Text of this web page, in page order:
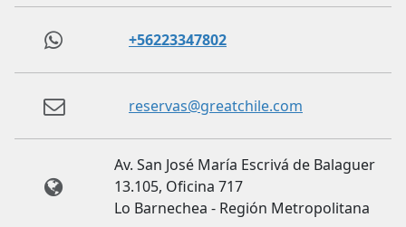
+56223347802
reservas@greatchile.com
Av. San José María Escrivá de Balaguer
13.105, Oficina 717
Lo Barnechea - Región Metropolitana